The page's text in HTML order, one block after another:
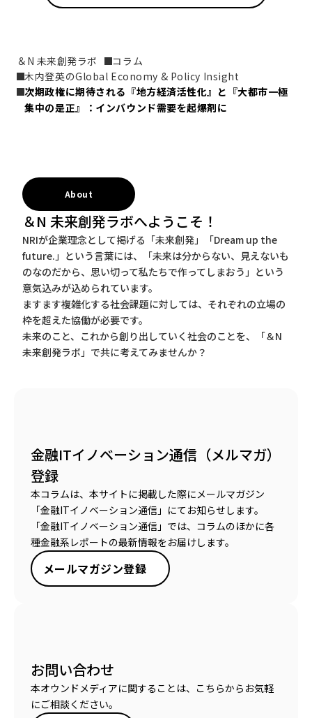
＆N 未来創発ラボ
コラム
木内登英のGlobal Economy & Policy Insight
次期政権に期待される『地方経済活性化』と『大都市一極
集中の是正』：インバウンド需要を起爆剤に
About
＆N 未来創発ラボへようこそ！
NRIが企業理念として掲げる「未来創発」「Dream up the
future.」という言葉には、「未来は分からない、見えないも
のなのだから、思い切って私たちで作ってしまおう」という
意気込みが込められています。
ますます複雑化する社会課題に対しては、それぞれの立場の
枠を超えた協働が必要です。
未来のこと、これから創り出していく社会のことを、「＆N
未来創発ラボ」で共に考えてみませんか？
金融ITイノベーション通信（メルマガ）
登録
本コラムは、本サイトに掲載した際にメールマガジン
「金融ITイノベーション通信」にてお知らせします。
「金融ITイノベーション通信」では、コラムのほかに各
種金融系レポートの最新情報をお届けします。
メールマガジン登録
お問い合わせ
本オウンドメディアに関することは、こちらからお気軽
にご相談ください。